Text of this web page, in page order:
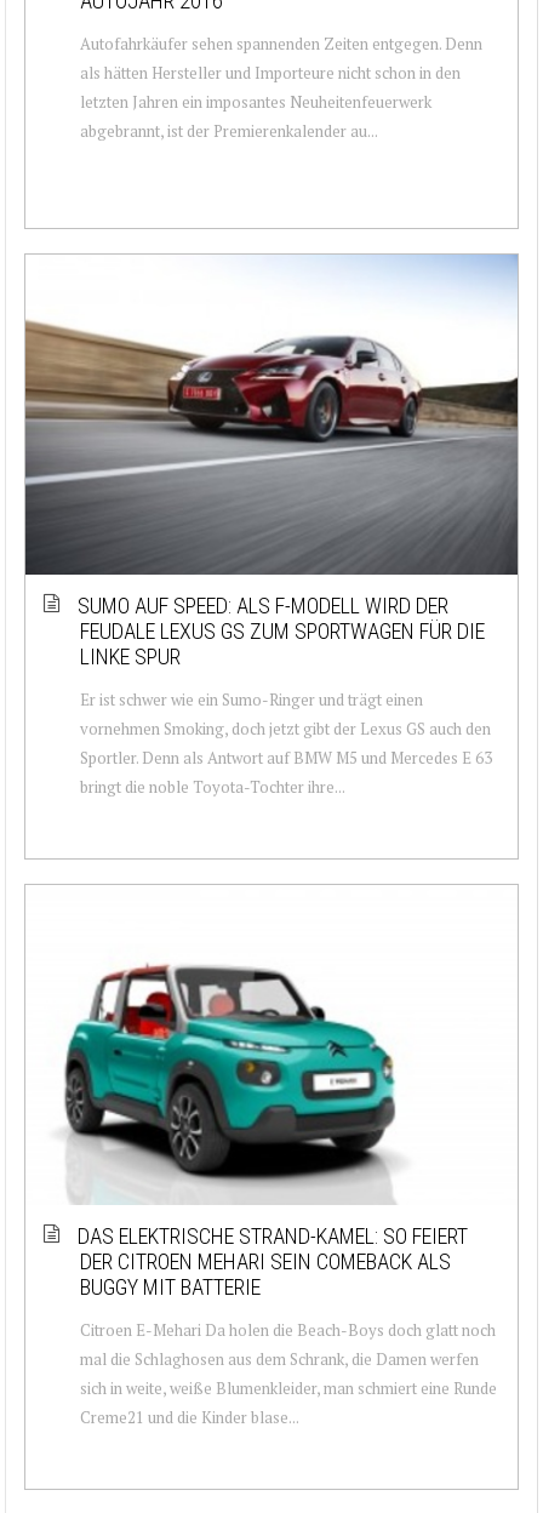
Autofahrkäufer sehen spannenden Zeiten entgegen. Denn
als hätten Hersteller und Importeure nicht schon in den
letzten Jahren ein imposantes Neuheitenfeuerwerk
abgebrannt, ist der Premierenkalender au...
SUMO AUF SPEED: ALS F-MODELL WIRD DER
FEUDALE LEXUS GS ZUM SPORTWAGEN FÜR DIE
LINKE SPUR
Er ist schwer wie ein Sumo-Ringer und trägt einen
vornehmen Smoking, doch jetzt gibt der Lexus GS auch den
Sportler. Denn als Antwort auf BMW M5 und Mercedes E 63
bringt die noble Toyota-Tochter ihre...
DAS ELEKTRISCHE STRAND-KAMEL: SO FEIERT
DER CITROEN MEHARI SEIN COMEBACK ALS
BUGGY MIT BATTERIE
Citroen E-Mehari Da holen die Beach-Boys doch glatt noch
mal die Schlaghosen aus dem Schrank, die Damen werfen
sich in weite, weiße Blumenkleider, man schmiert eine Runde
Creme21 und die Kinder blase...